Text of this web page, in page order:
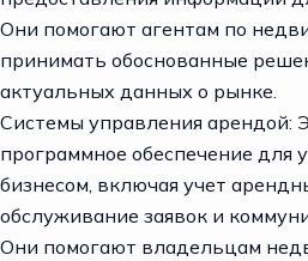
Они помогают агентам по
принимать обоснованные
актуальных данных о рынке.
Системы управления арендой:
программное обеспечение для
бизнесом, включая учет
обслуживание заявок и
Они помогают владельцам